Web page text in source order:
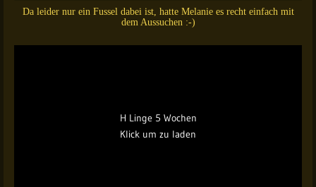
Da leider nur ein Fussel dabei ist, hatte Melanie es recht einfach mit
dem Aussuchen :-)
H Linge 5 Wochen
Klick um zu laden